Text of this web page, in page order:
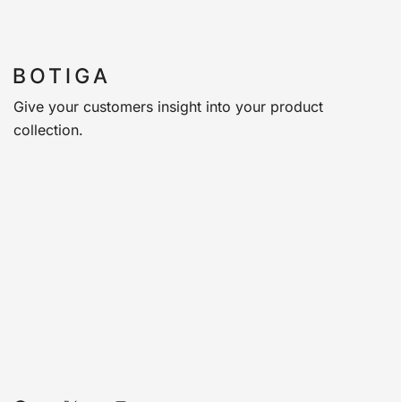
Give your customers insight into your product
collection.